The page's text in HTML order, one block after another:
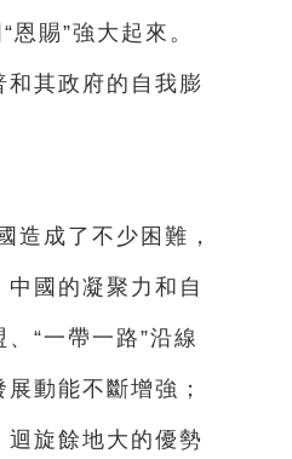
賜”強大起來。
其政府的自我膨
造成了不少困難，
國的凝聚力和自
“一帶一路”沿線
動能不斷增強；
旋餘地大的優勢